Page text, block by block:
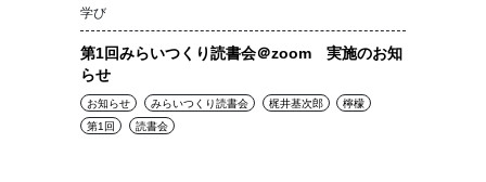
学び
第1回みらいつくり読書会＠zoom 実施のお知
らせ
お知らせ みらいつくり読書会 梶井基次郎
檸檬
第1回
読書会